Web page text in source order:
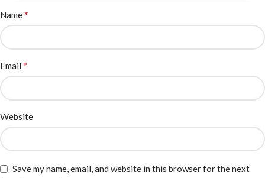
Name*
Email *
Website
Save my name, email, and website in this browser for the next